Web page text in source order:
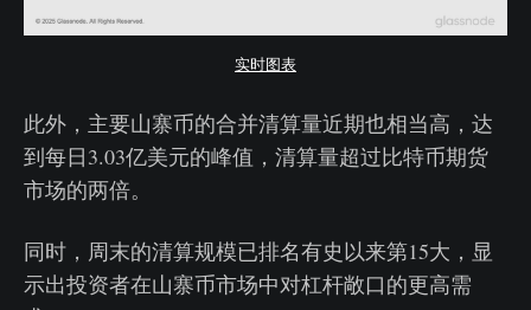
实时图表
此外，主要山寨币的合并清算量近期也相当高，达
到每日3.03亿美元的峰值，清算量超过比特币期货
市场的两倍。
同时，周末的清算规模已排名有史以来第15大，显
示出投资者在山寨币市场中对杠杆敞口的更高需